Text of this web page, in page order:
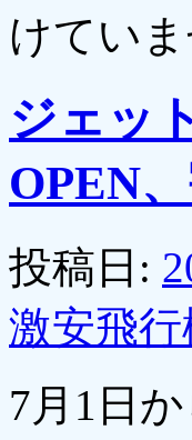
けていま
ジェッ
OPEN
投稿日:
激安飛
7月1日